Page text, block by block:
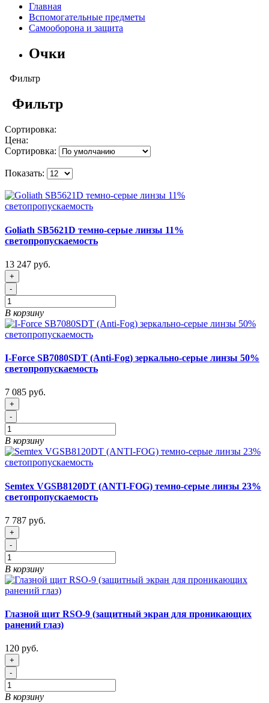
Главная
Вспомогательные предметы
Самооборона и защита
Очки
Фильтр
Фильтр
Сортировка:
Цена:
Сортировка:
Показать:
Goliath SB5621D темно-серые линзы 11%
светопропускаемость
13 247 руб.
+
-
В корзину
I-Force SB7080SDT (Anti-Fog) зеркально-серые линзы 50%
светопропускаемость
7 085 руб.
+
-
В корзину
Semtex VGSB8120DT (ANTI-FOG) темно-серые линзы 23%
светопропускаемость
7 787 руб.
+
-
В корзину
Глазной щит RSO-9 (защитный экран для проникающих
ранений глаз)
120 руб.
+
-
В корзину